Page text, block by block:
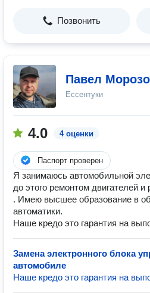
Позвонить
Павел
Ессентуки
4.0 4 оценки
Паспорт проверен
Я занимаюсь автомобильной
до этого ремонтом двигателей и
. Имею высшее образование в
автоматики.
Наше кредо это гарантия на
Замена электронного блока
автомобиле
Наше кредо это гарантия на